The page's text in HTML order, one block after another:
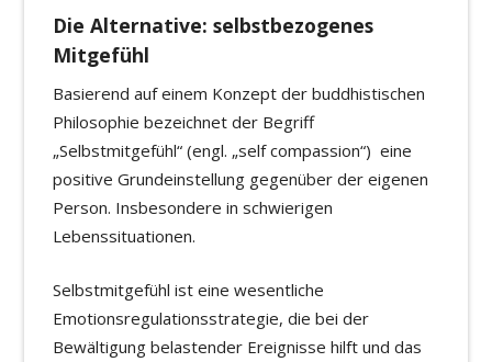
Die Alternative: selbstbezogenes
Mitgefühl
Basierend auf einem Konzept der buddhistischen
Philosophie bezeichnet der Begriff
„Selbstmitgefühl“ (engl. „self compassion“) eine
positive Grundeinstellung gegenüber der eigenen
Person. Insbesondere in schwierigen
Lebenssituationen.
Selbstmitgefühl ist eine wesentliche
Emotionsregulationsstrategie, die bei der
Bewältigung belastender Ereignisse hilft und das